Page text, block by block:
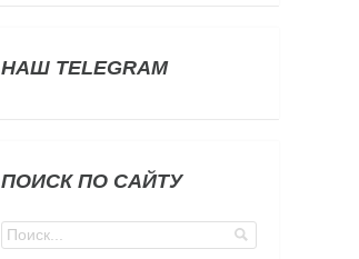
НАШ TELEGRAM
ПОИСК ПО САЙТУ